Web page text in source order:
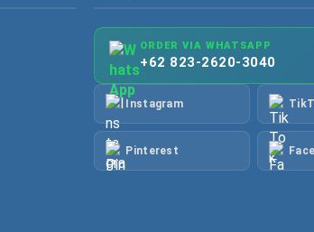
ORDER VIA WHATSAPP
+62 823-2620-3040
Instagram
Pinterest